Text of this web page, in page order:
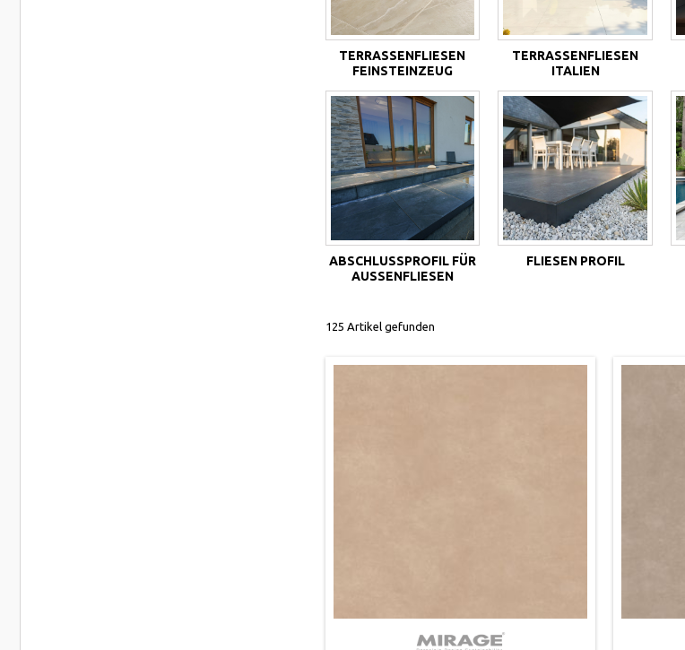
TERRASSENFLIESEN
FEINSTEINZEUG
TERRASSENFLIESEN
ITALIEN
ABSCHLUSSPROFIL FÜR
AUSSENFLIESEN
FLIESEN PROFIL
125 Artikel gefunden